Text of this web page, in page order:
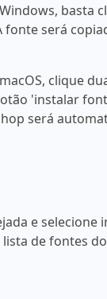
basta
será
clique
'instalar
será
e selecione
de fontes